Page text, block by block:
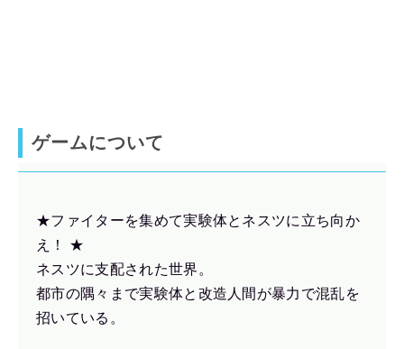
ゲームについて
★ファイターを集めて実験体とネスツに立ち向か
え！ ★
ネスツに支配された世界。
都市の隅々まで実験体と改造人間が暴力で混乱を
招いている。